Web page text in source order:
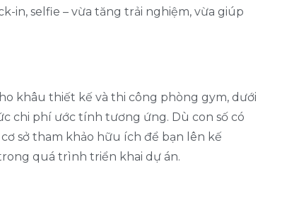
in, selfie – vừa tăng trải nghiệm, vừa giúp
khâu thiết kế và thi công phòng gym, dưới
chi phí ước tính tương ứng. Dù con số có
sở tham khảo hữu ích để bạn lên kế
quá trình triển khai dự án.